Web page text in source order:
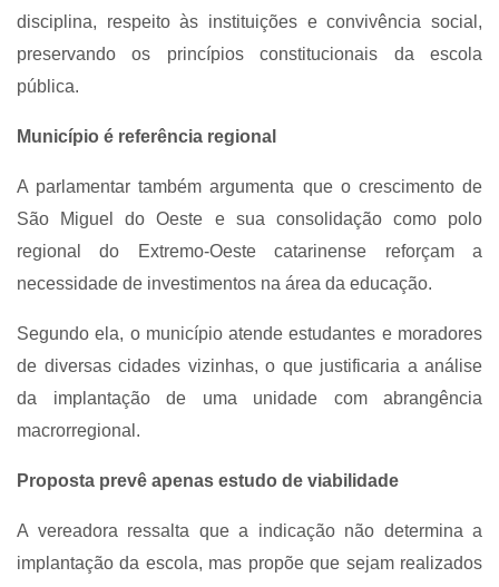
disciplina, respeito às instituições e convivência social,
preservando os princípios constitucionais da escola
pública.
Município é referência regional
A parlamentar também argumenta que o crescimento de
São Miguel do Oeste e sua consolidação como polo
regional do Extremo-Oeste catarinense reforçam a
necessidade de investimentos na área da educação.
Segundo ela, o município atende estudantes e moradores
de diversas cidades vizinhas, o que justificaria a análise
da implantação de uma unidade com abrangência
macrorregional.
Proposta prevê apenas estudo de viabilidade
A vereadora ressalta que a indicação não determina a
implantação da escola, mas propõe que sejam realizados